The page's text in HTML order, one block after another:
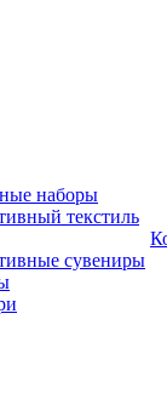
наборы
текстиль
сувениры